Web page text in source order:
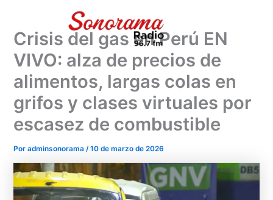
contenido
Crisis del gas en Perú EN
VIVO: alza de precios de
alimentos, largas colas en
grifos y clases virtuales por
escasez de combustible
Poradminsonorama/10 de marzo de 2026